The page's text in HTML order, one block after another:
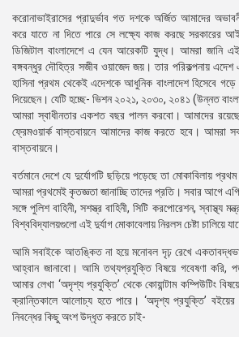
করোনাভাইরাসের প্রাদুর্ভাব গত দশকে অর্জিত আমাদের
করে যাতে না দিতে পারে সে লক্ষ্যে কাজ করছে সরকারের
ডিজিটাল বাংলাদেশে এ যেন আরেকটি যুদ্ধ। আমরা জানি এই
বঙ্গবন্ধুর দৌহিত্র সজীব ওয়াজেদ জয়। তার পরিকল্পনায় এদেশ
হাসিনা প্রথম থেকেই এদেশকে আধুনিক বাংলাদেশ হিসেবে
দিয়েছেন। যেটি হচ্ছে- ভিশন ২০২১, ২০৩০, ২০৪১ (উন্নত
আমরা স্বাধীনতার একশত বছর পালন করবো। আমাদের রয়েছে
ফ্রেমওয়ার্ক বাস্তবায়নে আমাদের কাজ করতে হবে। আমরা
বাস্তবায়নে।
বর্তমানে দেশে যে দুর্যোগটি ছড়িয়ে পড়েছে তা মোকাবিলায়
আমরা প্রথমেই কৃতজ্ঞতা জানাচ্ছি তাদের প্রতি। সবার আগে
সঙ্গে পুলিশ বাহিনী, সশস্ত্র বাহিনী, সিটি করপোরেশন, স্বাস্থ্য
বিশ্ববিদ্যালয়গুলো এই দুর্যাগ মোকাবেলায় নিরলস চেষ্টা চালিয়ে
আমি সবাইকে আতঙ্কিত না হয়ে মনোবল দৃঢ় রেখে
আহ্বান জানাবো। আমি তথ্যপ্রযুক্তি বিষয়ে গবেষণা করি,
আমার লেখা ‘অদৃশ্য প্রযুক্তি’ থেকে কোয়ান্টাম কম্পিউটিং
ক্রান্তিকালে আলোচ্য হতে পারে। ‘অদৃশ্য প্রযুক্তি’ বইয়ের
নিবন্ধের কিছু অংশ উদ্ধৃত করতে চাই-